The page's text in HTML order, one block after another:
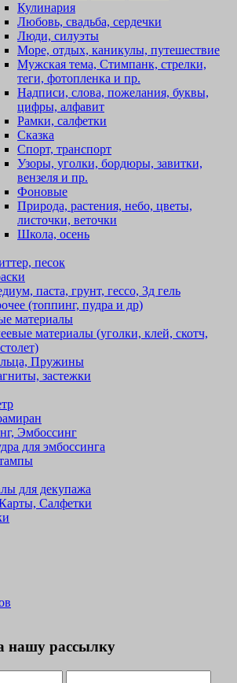
Кулинария
Любовь, свадьба, сердечки
Люди, силуэты
Море, отдых, каникулы, путешествие
Мужская тема, Стимпанк, стрелки,
теги, фотопленка и пр.
Надписи, слова, пожелания, буквы,
цифры, алфавит
Рамки, салфетки
Сказка
Спорт, транспорт
Узоры, уголки, бордюры, завитки,
вензеля и пр.
Фоновые
Природа, растения, небо, цветы,
листочки, веточки
Школа, осень
песок
паста, грунт, гессо, 3д гель
(топпинг, пудра и др)
материалы
материалы (уголки, клей, скотч,
Пружины
застежки
Эмбоссинг
для эмбоссинга
для декупажа
Салфетки
нашу рассылку